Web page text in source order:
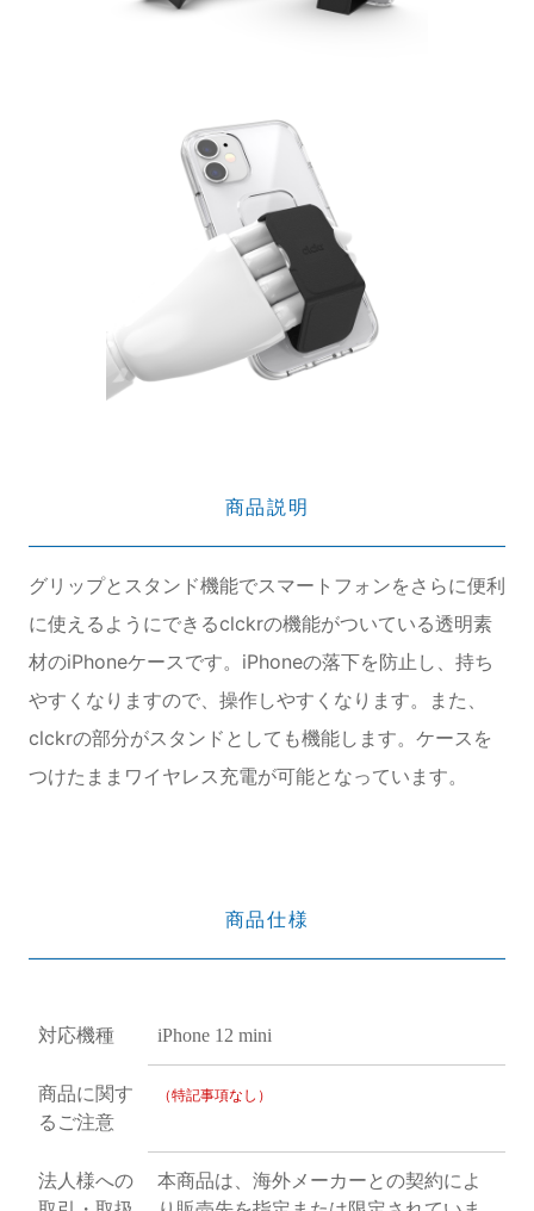
商品説明
グリップとスタンド機能でスマートフォンをさらに便利
に使えるようにできるclckrの機能がついている透明素
材のiPhoneケースです。iPhoneの落下を防止し、持ち
やすくなりますので、操作しやすくなります。また、
clckrの部分がスタンドとしても機能します。ケースを
つけたままワイヤレス充電が可能となっています。
商品仕様
対応機種 iPhone 12 mini
商品に関す
るご注意
（特記事項なし）
法人様への
本商品は、海外メーカーとの契約によ